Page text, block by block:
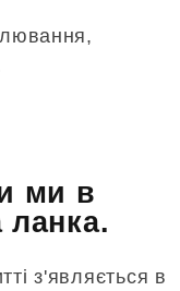
ми в
з'являється в